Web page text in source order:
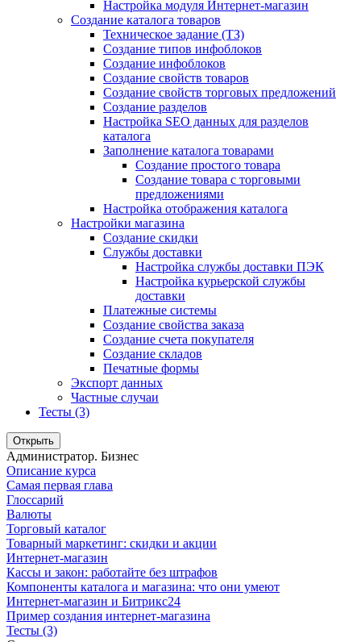
Настройка модуля Интернет-магазин
Создание каталога товаров
Техническое задание (ТЗ)
Создание типов инфоблоков
Создание инфоблоков
Создание свойств товаров
Создание свойств торговых предложений
Создание разделов
Настройка SEO данных для разделов
каталога
Заполнение каталога товарами
Создание простого товара
Создание товара с торговыми
предложениями
Настройка отображения каталога
Настройки магазина
Создание скидки
Службы доставки
Настройка службы доставки ПЭК
Настройка курьерской службы
доставки
Платежные системы
Создание свойства заказа
Создание счета покупателя
Создание складов
Печатные формы
Экспорт данных
Частные случаи
Тесты (3)
Открыть
Администратор. Бизнес
Описание курса
Самая первая глава
Глоссарий
Валюты
Торговый каталог
Товарный маркетинг: скидки и акции
Интернет-магазин
Кассы и закон: работайте без штрафов
Компоненты каталога и магазина: что они умеют
Интернет-магазин и Битрикс24
Пример создания интернет-магазина
Тесты (3)